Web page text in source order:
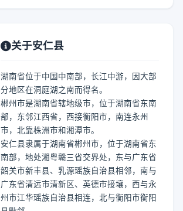
关于安仁县
湖南省位于中国中南部，长江中游，因大部
分地区在洞庭湖之南而得名。
郴州市是湖南省辖地级市，位于湖南省东南
部，东邻江西省，西接衡阳市，南连永州
市，北靠株洲市和湘潭市。
安仁县隶属于湖南省郴州市，位于湖南省东
南部，地处湘粤赣三省交界处，东与广东省
韶关市新丰县、乳源瑶族自治县相邻，南与
广东省清远市清新区、英德市接壤，西与永
州市江华瑶族自治县相连，北与衡阳市衡阳